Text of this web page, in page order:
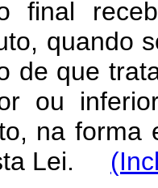
final
quando
de que
ou
na forma
Lei.